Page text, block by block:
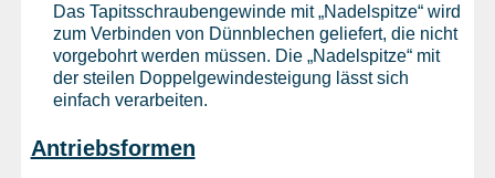
Das Tapitsschraubengewinde mit „Nadelspitze“ wird
zum Verbinden von Dünnblechen geliefert, die nicht
vorgebohrt werden müssen. Die „Nadelspitze“ mit
der steilen Doppelgewindesteigung lässt sich
einfach verarbeiten.
Antriebsformen